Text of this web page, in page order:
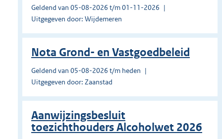
Geldend van 05-08-2026 t/m 01-11-2026
Uitgegeven door: Wijdemeren
Nota Grond- en Vastgoedbeleid
Geldend van 05-08-2026 t/m heden
Uitgegeven door: Zaanstad
Aanwijzingsbesluit
toezichthouders Alcoholwet 2026